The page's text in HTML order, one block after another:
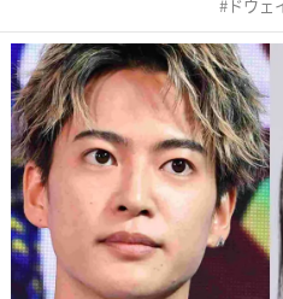
ドウェ